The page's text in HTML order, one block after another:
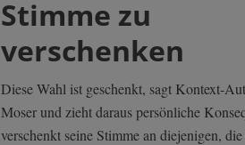
Stimme zu
verschenken
Diese Wahl ist geschenkt, sagt Kontext-
Moser und zieht daraus persönliche
verschenkt seine Stimme an diejenigen,